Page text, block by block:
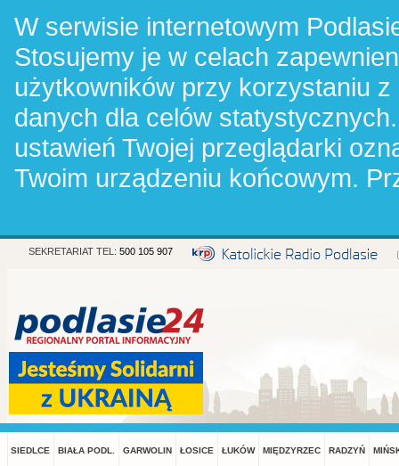
W serwisie internetowym
Stosujemy je w celach
użytkowników przy korzystaniu
danych dla celów
ustawień Twojej przeglądarki
Twoim urządzeniu końcowym.
SEKRETARIAT TEL: 500 105 907
SIEDLCE BIAŁA PODL. GARWOLIN ŁOSICE ŁUKÓW MIĘDZYRZEC RADZYŃ